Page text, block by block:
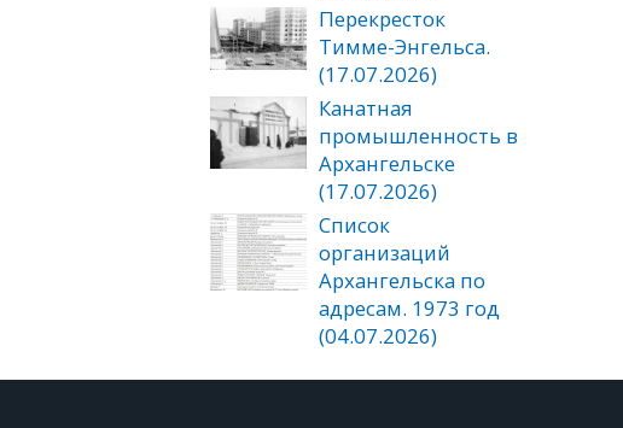
Перекресток
Тимме-Энгельса.
(17.07.2026)
Канатная
промышленность в
Архангельске
(17.07.2026)
Список
организаций
Архангельска по
адресам. 1973 год
(04.07.2026)